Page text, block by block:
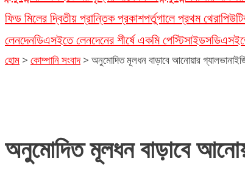
ফিড মিলের দ্বিতীয় প্রান্তিক প্রকাশপর্তুগালে প্রথম
লেনদেনডিএসইতে লেনদেনের শীর্ষে একমি পেস্টিসাইডস
হোম > কোম্পানি সংবাদ > অনুমোদিত মূলধন বাড়াবে আনোয়ার
অনুমোদিত মূলধন বাড়াবে